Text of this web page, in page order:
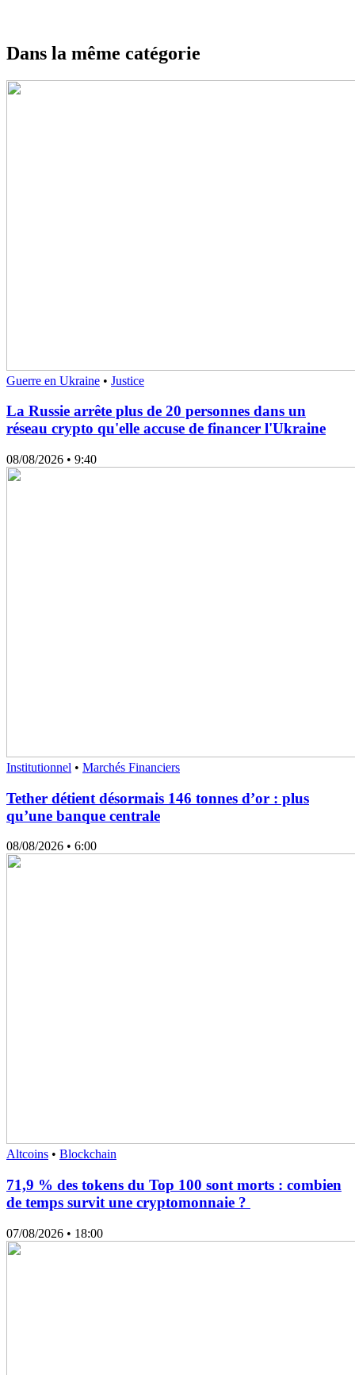
Dans la même catégorie
Guerre en Ukraine • Justice
La Russie arrête plus de 20 personnes dans un
réseau crypto qu'elle accuse de financer l'Ukraine
08/08/2026 • 9:40
Institutionnel • Marchés Financiers
Tether détient désormais 146 tonnes d’or : plus
qu’une banque centrale
08/08/2026 • 6:00
Altcoins • Blockchain
71,9 % des tokens du Top 100 sont morts : combien
de temps survit une cryptomonnaie ?
07/08/2026 • 18:00